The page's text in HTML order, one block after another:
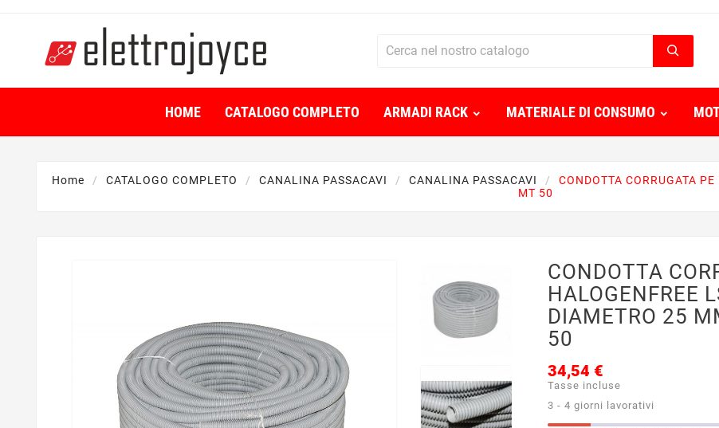
HOME CATALOGO COMPLETO ARMADI RACK MATERIALE DI CONSUMO
Home CATALOGO COMPLETO CANALINA PASSACAVI CANALINA PASSACAVI
CONDOTTA CORRUGATA
MT 50
CONDOTTA
HALOGENFREE
DIAMETRO 25
50
34,54 €
Tasse incluse
3 - 4 giorni lavorativi